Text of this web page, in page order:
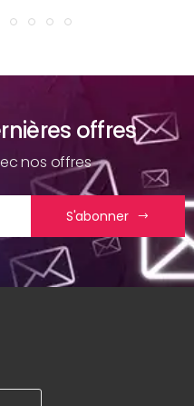
offres
nos offres
S'abonner